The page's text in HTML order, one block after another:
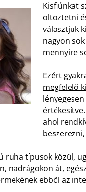
Kisfiúnkat
öltöztetni
választjuk
nagyon
mennyire
Ezért
megfelelő
ahol
ruha típusok közül,
nadrágokon át,
ebből az